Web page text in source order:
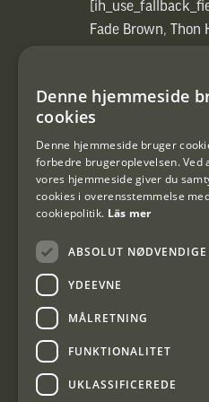
Fade Brown, Thon
Heated vest)]
6ggr
6ggr
Energy
High Energy
Denne hjemmeside
cookies
Denne hjemmeside bruger
forbedre brugeroplevelsen. Ved
vores hjemmeside giver du
cookies i overensstemmelse
cookiepolitik. Läs mer
ABSOLUT NØDVENDIGE
YDEEVNE
MÅLRETNING
FUNKTIONALITET
UKLASSIFICEREDE